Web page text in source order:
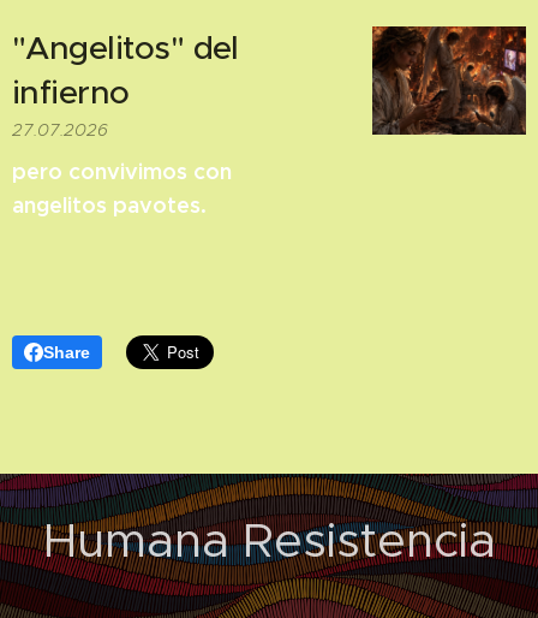
"Angelitos" del
infierno
27.07.2026
pero convivimos con
angelitos pavotes.
Share
Humana Resistencia